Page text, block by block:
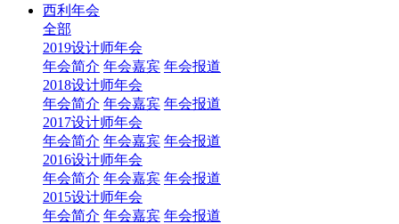
西利年会
全部
2019设计师年会
年会简介 年会嘉宾 年会报道
2018设计师年会
年会简介 年会嘉宾 年会报道
2017设计师年会
年会简介 年会嘉宾 年会报道
2016设计师年会
年会简介 年会嘉宾 年会报道
2015设计师年会
年会简介 年会嘉宾 年会报道